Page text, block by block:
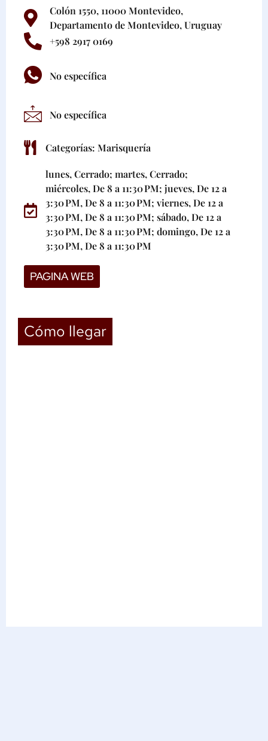
Colón 1550, 11000 Montevideo,
Departamento de Montevideo, Uruguay
+598 2917 0169
No específica
No específica
Categorías:Marisquería
lunes, Cerrado; martes, Cerrado;
miércoles, De 8 a 11:30 PM; jueves, De 12 a
3:30 PM, De 8 a 11:30 PM; viernes, De 12 a
3:30 PM, De 8 a 11:30 PM; sábado, De 12 a
3:30 PM, De 8 a 11:30 PM; domingo, De 12 a
3:30 PM, De 8 a 11:30 PM
PAGINA WEB
Cómo llegar